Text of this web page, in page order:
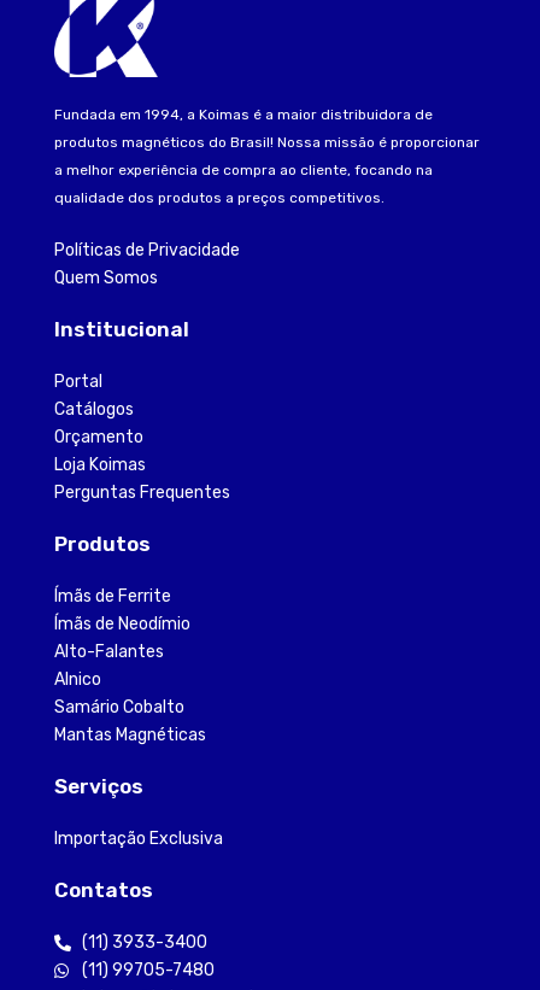
Fundada em 1994, a Koimas é a maior distribuidora de
produtos magnéticos do Brasil! Nossa missão é proporcionar
a melhor experiência de compra ao cliente, focando na
qualidade dos produtos a preços competitivos.
Políticas de Privacidade
Quem Somos
Institucional
Portal
Catálogos
Orçamento
Loja Koimas
Perguntas Frequentes
Produtos
Ímãs de Ferrite
Ímãs de Neodímio
Alto-Falantes
Alnico
Samário Cobalto
Mantas Magnéticas
Serviços
Importação Exclusiva
Contatos
(11) 3933-3400
(11) 99705-7480